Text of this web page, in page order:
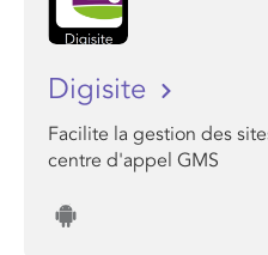
Digisite
Facilite la gestion des
centre d'appel GMS